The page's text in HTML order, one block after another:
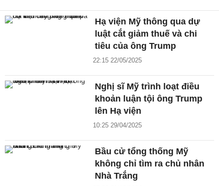
Hạ viện Mỹ thông qua dự
luật cắt giảm thuế và chi
tiêu của ông Trump
22:15 22/05/2025
Nghị sĩ Mỹ trình loạt điều
khoản luận tội ông Trump
lên Hạ viện
10:25 29/04/2025
Bầu cử tổng thống Mỹ
không chỉ tìm ra chủ nhân
Nhà Trắng